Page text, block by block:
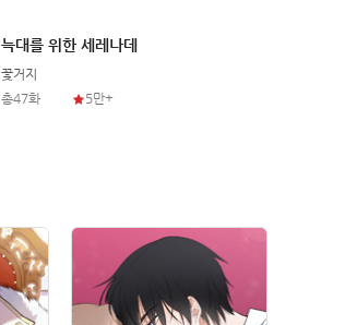
늑대를 위한 세레나데
꽃거지
총47화
5만+